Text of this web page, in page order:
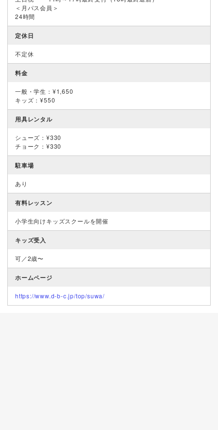
＜月パス会員＞
24時間
定休日
不定休
料金
一般・学生：¥1,650
キッズ：¥550
用具レンタル
シューズ：¥330
チョーク：¥330
駐車場
あり
有料レッスン
小学生向けキッズスクールを開催
キッズ受入
可／2歳〜
ホームページ
https://www.d-b-c.jp/top/suwa/